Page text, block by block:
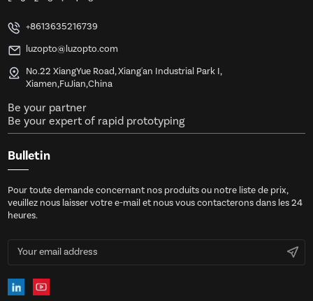
+8613635216739
luzopto@luzopto.com
No.22 XiangYue Road, Xiang'an Industrial Park I,
Xiamen,FuJian,China
Be your partner
Be your expert of rapid prototyping
Bulletin
Pour toute demande concernant nos produits ou notre liste de prix,
veuillez nous laisser votre e-mail et nous vous contacterons dans les 24
heures.